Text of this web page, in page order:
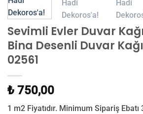
Sevimli Evler Duvar
Bina Desenli Duvar
02561
₺ 750,00
1 m2 Fiyatıdır. Minimum Sipariş Ebatı